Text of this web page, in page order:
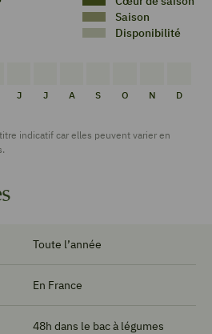
Saison
Disponibilité
DE
DE
DE
DE
DE
DE
DE
J J A S O N D
indicatif car elles peuvent varier en
Toute l’année
En France
48h dans le bac à légumes